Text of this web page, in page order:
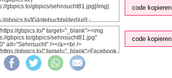
code kopieren
code kopieren